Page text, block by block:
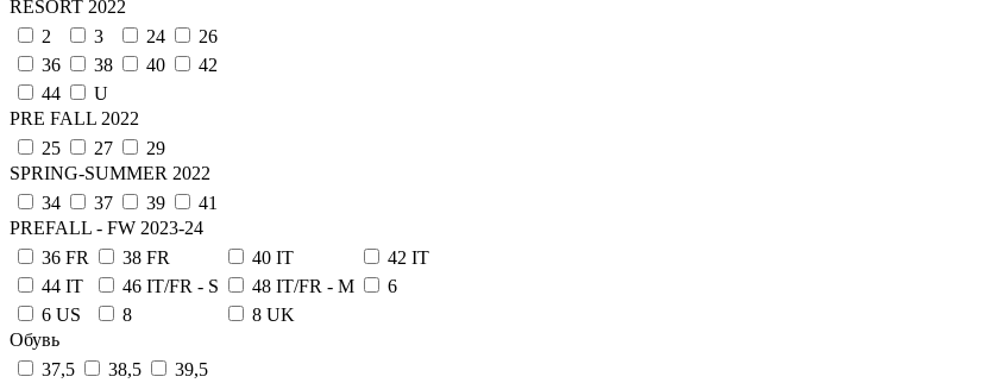
RESORT 2022
2
3 24
26
36
38 40
42
44
U
PRE FALL 2022
25
27
29
SPRING-SUMMER 2022
34
37 39
41
PREFALL - FW 2023-24
36 FR
38 FR 40 IT
42 IT
44 IT
46 IT/FR - S 48 IT/FR - M
6
6 US
8
8 UK
Обувь
37,5
38,5
39,5